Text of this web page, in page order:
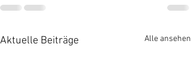
Aktuelle Beiträge Alle ansehen